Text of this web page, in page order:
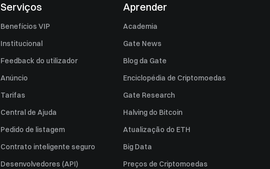
Serviços
Benefícios VIP
Institucional
Feedback do utilizador
Anúncio
Tarifas
Central de Ajuda
Pedido de listagem
Contrato inteligente seguro
Desenvolvedores (API)
Aprender
Academia
Gate News
Blog da Gate
Enciclopédia de Criptomoedas
Gate Research
Halving do Bitcoin
Atualização do ETH
Big Data
Preços de Criptomoedas